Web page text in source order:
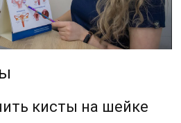
кисты на шейке